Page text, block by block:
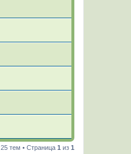
25 тем • Страница 1 из 1